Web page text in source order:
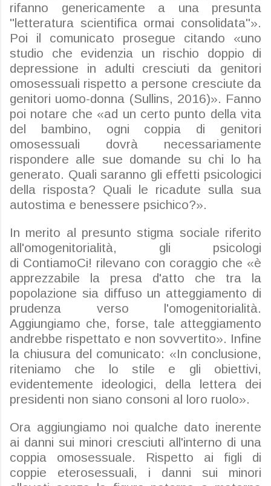
rifanno genericamente a una presunta
"letteratura scientifica ormai consolidata"».
Poi il comunicato prosegue citando «uno
studio che evidenzia un rischio doppio di
depressione in adulti cresciuti da genitori
omosessuali rispetto a persone cresciute da
genitori uomo-donna (Sullins, 2016)». Fanno
poi notare che «ad un certo punto della vita
del bambino, ogni coppia di genitori
omosessuali dovrà necessariamente
rispondere alle sue domande su chi lo ha
generato. Quali saranno gli effetti psicologici
della risposta? Quali le ricadute sulla sua
autostima e benessere psichico?».
In merito al presunto stigma sociale riferito
all'omogenitorialità, gli psicologi
di ContiamoCi! rilevano con coraggio che «è
apprezzabile la presa d'atto che tra la
popolazione sia diffuso un atteggiamento di
prudenza verso l'omogenitorialità.
Aggiungiamo che, forse, tale atteggiamento
andrebbe rispettato e non sovvertito». Infine
la chiusura del comunicato: «In conclusione,
riteniamo che lo stile e gli obiettivi,
evidentemente ideologici, della lettera dei
presidenti non siano consoni al loro ruolo».
Ora aggiungiamo noi qualche dato inerente
ai danni sui minori cresciuti all'interno di una
coppia omosessuale. Rispetto ai figli di
coppie eterosessuali, i danni sui minori